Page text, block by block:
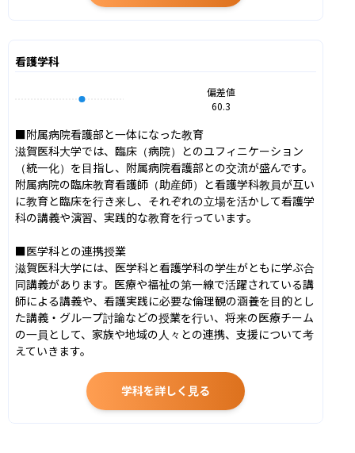
看護学科
偏差値
60.3
■附属病院看護部と一体になった教育
滋賀医科大学では、臨床（病院）とのユフィニケーション
（統一化）を目指し、附属病院看護部との交流が盛んです。
附属病院の臨床教育看護師（助産師）と看護学科教員が互い
に教育と臨床を行き来し、それぞれの立場を活かして看護学
科の講義や演習、実践的な教育を行っています。
■医学科との連携授業
滋賀医科大学には、医学科と看護学科の学生がともに学ぶ合
同講義があります。医療や福祉の第一線で活躍されている講
師による講義や、看護実践に必要な倫理観の涵養を目的とし
た講義・グループ討論などの授業を行い、将来の医療チーム
の一員として、家族や地域の人々との連携、支援について考
えていきます。
学科を詳しく見る